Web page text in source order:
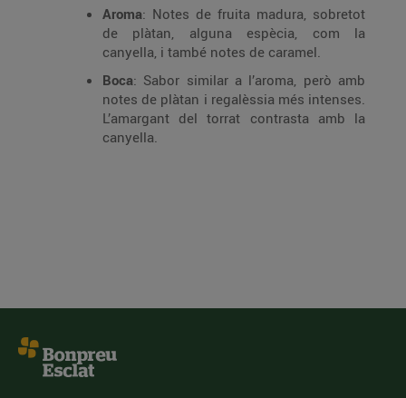
Aroma: Notes de fruita madura, sobretot
de plàtan, alguna espècia, com la
canyella, i també notes de caramel.
Boca: Sabor similar a l’aroma, però amb
notes de plàtan i regalèssia més intenses.
L’amargant del torrat contrasta amb la
canyella.